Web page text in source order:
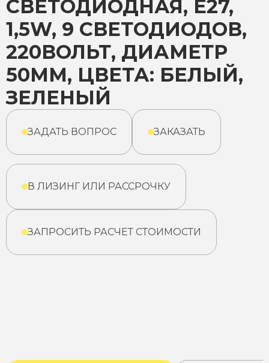
СВЕТОДИОДНАЯ, Е27,
1,5W, 9 СВЕТОДИОДОВ,
220ВОЛЬТ, ДИАМЕТР
50ММ, ЦВЕТА: БЕЛЫЙ,
ЗЕЛЕНЫЙ
ЗАДАТЬ ВОПРОС ЗАКАЗАТЬ
В ЛИЗИНГ ИЛИ РАССРОЧКУ
ЗАПРОСИТЬ РАСЧЕТ СТОИМОСТИ